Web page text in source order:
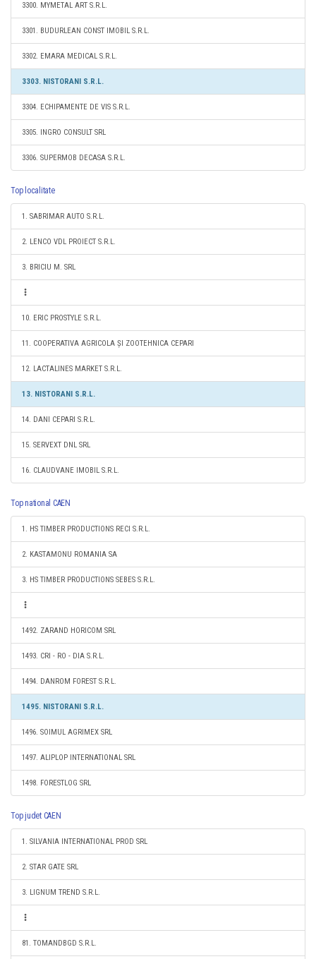
3300. MYMETAL ART S.R.L.
3301. BUDURLEAN CONST IMOBIL S.R.L.
3302. EMARA MEDICAL S.R.L.
3303. NISTORANI S.R.L.
3304. ECHIPAMENTE DE VIS S.R.L.
3305. INGRO CONSULT SRL
3306. SUPERMOB DECASA S.R.L.
Top localitate
1. SABRIMAR AUTO S.R.L.
2. LENCO VDL PROIECT S.R.L.
3. BRICIU M. SRL
10. ERIC PROSTYLE S.R.L.
11. COOPERATIVA AGRICOLA ȘI ZOOTEHNICA CEPARI
12. LACTALINES MARKET S.R.L.
13. NISTORANI S.R.L.
14. DANI CEPARI S.R.L.
15. SERVEXT DNL SRL
16. CLAUDVANE IMOBIL S.R.L.
Top national CAEN
1. HS TIMBER PRODUCTIONS RECI S.R.L.
2. KASTAMONU ROMANIA SA
3. HS TIMBER PRODUCTIONS SEBES S.R.L.
1492. ZARAND HORICOM SRL
1493. CRI - RO - DIA S.R.L.
1494. DANROM FOREST S.R.L.
1495. NISTORANI S.R.L.
1496. SOIMUL AGRIMEX SRL
1497. ALIPLOP INTERNATIONAL SRL
1498. FORESTLOG SRL
Top judet CAEN
1. SILVANIA INTERNATIONAL PROD SRL
2. STAR GATE SRL
3. LIGNUM TREND S.R.L.
81. TOMANDBGD S.R.L.